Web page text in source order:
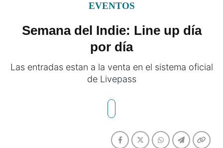
EVENTOS
Semana del Indie: Line up día
por día
Las entradas estan a la venta en el sistema oficial
de Livepass